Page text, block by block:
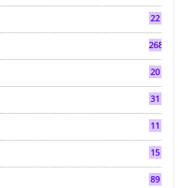
22
268
20
31
11
15
89